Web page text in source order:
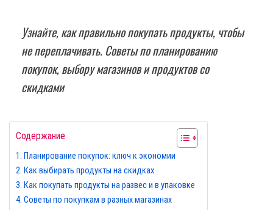
Узнайте, как правильно покупать продукты, чтобы
не переплачивать. Советы по планированию
покупок, выбору магазинов и продуктов со
скидками
Содержание
Планирование покупок: ключ к экономии
Как выбирать продукты на скидках
Как покупать продукты на развес и в упаковке
Советы по покупкам в разных магазинах